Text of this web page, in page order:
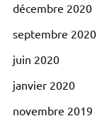
décembre 2020
septembre 2020
juin 2020
janvier 2020
novembre 2019